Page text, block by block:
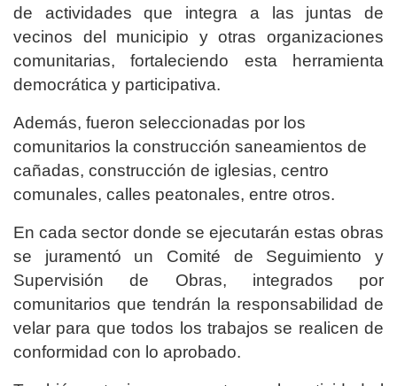
de actividades que integra a las juntas de
vecinos del municipio y otras organizaciones
comunitarias, fortaleciendo esta herramienta
democrática y participativa.
Además, fueron seleccionadas por los
comunitarios la construcción saneamientos de
cañadas, construcción de iglesias, centro
comunales, calles peatonales, entre otros.
En cada sector donde se ejecutarán estas obras
se juramentó un Comité de Seguimiento y
Supervisión de Obras, integrados por
comunitarios que tendrán la responsabilidad de
velar para que todos los trabajos se realicen de
conformidad con lo aprobado.